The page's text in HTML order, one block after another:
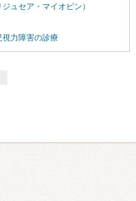
ュセア・マイオピン）
視力障害の診療